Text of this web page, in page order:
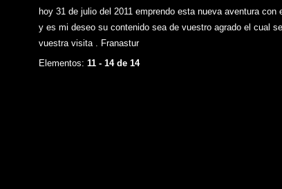
hoy 31 de julio del 2011 emprendo esta nueva aventura
y es mi deseo su contenido sea de vuestro agrado el cual
vuestra visita . Franastur
Elementos: 11 - 14 de 14